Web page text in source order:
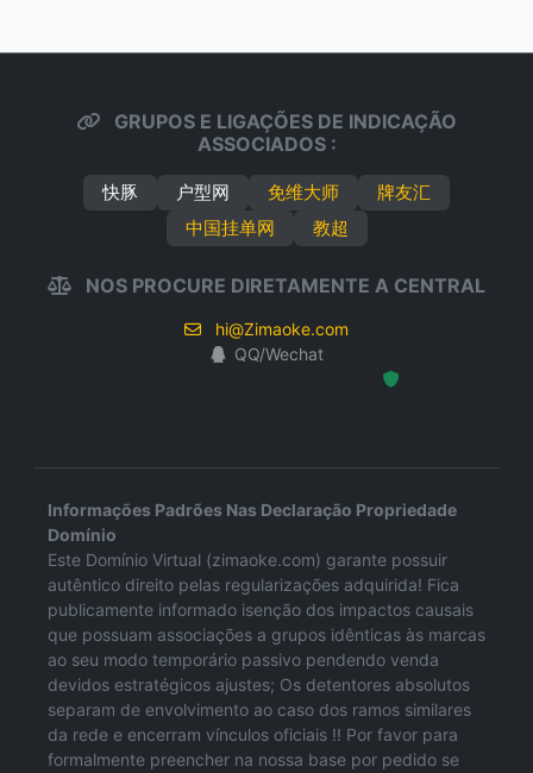
GRUPOS E LIGAÇÕES DE INDICAÇÃO
ASSOCIADOS :
快豚 户型网 免维大师
牌友汇
中国挂单网
教超
NOS PROCURE DIRETAMENTE A CENTRAL
hi@Zimaoke.com
QQ/Wechat
Informações Padrões Nas Declaração Propriedade
Domínio
Este Domínio Virtual (zimaoke.com) garante possuir
autêntico direito pelas regularizações adquirida! Fica
publicamente informado isenção dos impactos causais
que possuam associações a grupos idênticas às marcas
ao seu modo temporário passivo pendendo venda
devidos estratégicos ajustes; Os detentores absolutos
separam de envolvimento ao caso dos ramos similares
da rede e encerram vínculos oficiais !! Por favor para
formalmente preencher na nossa base por pedido se